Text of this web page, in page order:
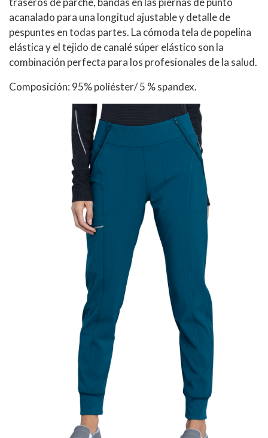
acanalado para una longitud ajustable y detalle de
pespuntes en todas partes. La cómoda tela de popelina
elástica y el tejido de canalé súper elástico son la
combinación perfecta para los profesionales de la salud.
Composición: 95% poliéster/ 5 % spandex.